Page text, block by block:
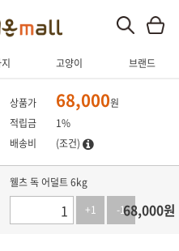
고양이 브랜드
상품가 68,000원
적립금
1%
배송비
(조건)
웰츠 독 어덜트 6kg
+1
-168,000원